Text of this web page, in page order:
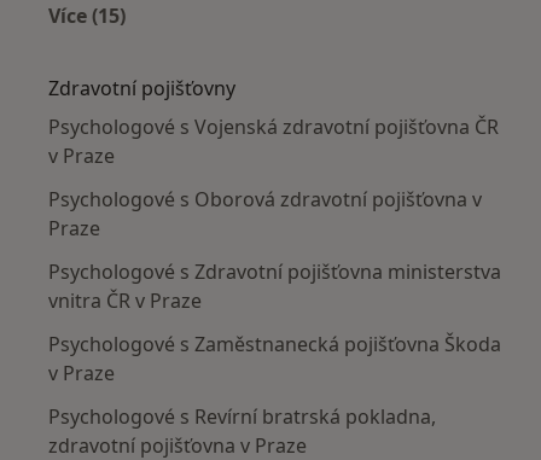
Více (15)
Zdravotní pojišťovny
Psychologové s Vojenská zdravotní pojišťovna ČR
v Praze
Psychologové s Oborová zdravotní pojišťovna v
Praze
Psychologové s Zdravotní pojišťovna ministerstva
vnitra ČR v Praze
Psychologové s Zaměstnanecká pojišťovna Škoda
v Praze
Psychologové s Revírní bratrská pokladna,
zdravotní pojišťovna v Praze